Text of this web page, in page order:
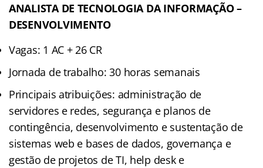
ANALISTA DE TECNOLOGIA DA INFORMAÇÃO –
DESENVOLVIMENTO
Vagas: 1 AC + 26 CR
Jornada de trabalho: 30 horas semanais
Principais atribuições: administração de
servidores e redes, segurança e planos de
contingência, desenvolvimento e sustentação de
sistemas web e bases de dados, governança e
gestão de projetos de TI, help desk e